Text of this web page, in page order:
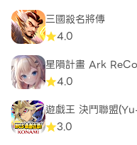
三國殺名將傳
4.0
星隕計畫 Ark
4.0
遊戲王 決鬥聯盟
3.0